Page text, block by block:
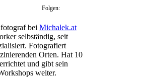
Folgen:
bei Michalek.at
selbständig, seit
Fotografiert
Orten. Hat 10
und gibt sein
weiter.